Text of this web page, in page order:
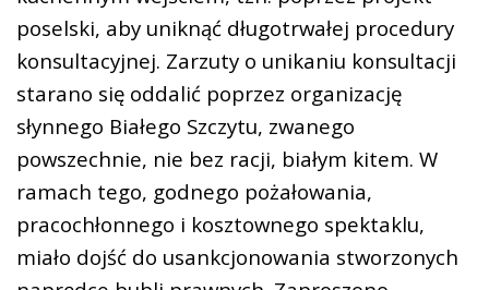
poselski, aby uniknąć długotrwałej procedury
konsultacyjnej. Zarzuty o unikaniu konsultacji
starano się oddalić poprzez organizację
słynnego Białego Szczytu, zwanego
powszechnie, nie bez racji, białym kitem. W
ramach tego, godnego pożałowania,
pracochłonnego i kosztownego spektaklu,
miało dojść do usankcjonowania stworzonych